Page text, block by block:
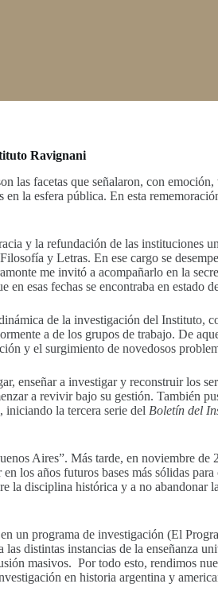
Ravignani
las facetas que señalaron, con
la esfera pública. En esta
y la refundación de las instituciones
y Letras. En ese cargo se
me invitó a acompañarlo en la
esas fechas se encontraba en estado
de la investigación del Instituto,
a de los grupos de trabajo. De
y el surgimiento de novedosos
enseñar a investigar y reconstruir los
a revivir bajo su gestión. También
la tercera serie del Boletín del
Aires”. Más tarde, en noviembre
años futuros bases más sólidas
disciplina histórica y a no abandonar
un programa de investigación (El
distintas instancias de la enseñanza
masivos. Por todo esto, rendimos
en historia argentina y